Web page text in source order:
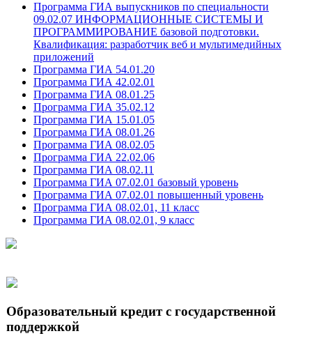
Программа ГИА выпускников по специальности
09.02.07 ИНФОРМАЦИОННЫЕ СИСТЕМЫ И
ПРОГРАММИРОВАНИЕ базовой подготовки.
Квалификация: разработчик веб и мультимедийных
приложений
Программа ГИА 54.01.20
Программа ГИА 42.02.01
Программа ГИА 08.01.25
Программа ГИА 35.02.12
Программа ГИА 15.01.05
Программа ГИА 08.01.26
Программа ГИА 08.02.05
Программа ГИА 22.02.06
Программа ГИА 08.02.11
Программа ГИА 07.02.01 базовый уровень
Программа ГИА 07.02.01 повышенный уровень
Программа ГИА 08.02.01, 11 класс
Программа ГИА 08.02.01, 9 класс
Образовательный кредит с государственной
поддержкой